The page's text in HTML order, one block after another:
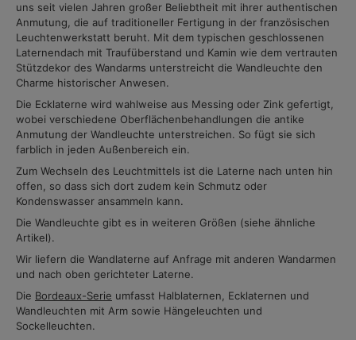
uns seit vielen Jahren großer Beliebtheit mit ihrer authentischen
Anmutung, die auf traditioneller Fertigung in der französischen
Leuchtenwerkstatt beruht. Mit dem typischen geschlossenen
Laternendach mit Traufüberstand und Kamin wie dem vertrauten
Stützdekor des Wandarms unterstreicht die Wandleuchte den
Charme historischer Anwesen.
Die Ecklaterne wird wahlweise aus Messing oder Zink gefertigt,
wobei verschiedene Oberflächenbehandlungen die antike
Anmutung der Wandleuchte unterstreichen. So fügt sie sich
farblich in jeden Außenbereich ein.
Zum Wechseln des Leuchtmittels ist die Laterne nach unten hin
offen, so dass sich dort zudem kein Schmutz oder
Kondenswasser ansammeln kann.
Die Wandleuchte gibt es in weiteren Größen (siehe ähnliche
Artikel).
Wir liefern die Wandlaterne auf Anfrage mit anderen Wandarmen
und nach oben gerichteter Laterne.
Die Bordeaux-Serie umfasst Halblaternen, Ecklaternen und
Wandleuchten mit Arm sowie Hängeleuchten und
Sockelleuchten.